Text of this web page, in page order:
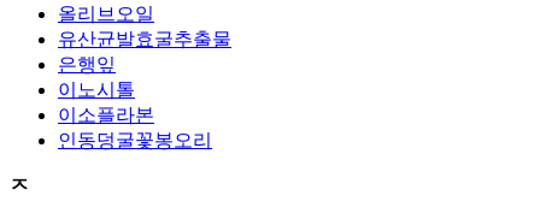
올리브오일
유산균발효굴추출물
은행잎
이노시톨
이소플라본
인동덩굴꽃봉오리
ㅈ